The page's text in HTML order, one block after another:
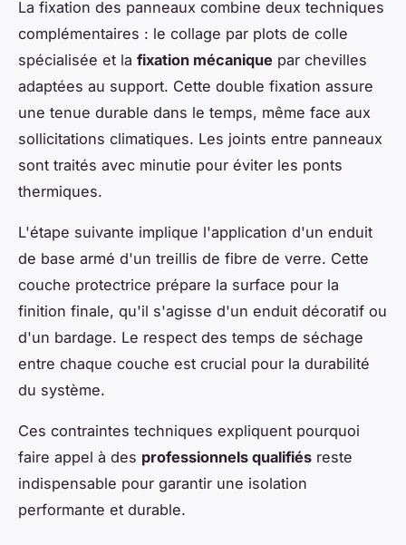
La fixation des panneaux combine deux techniques
complémentaires : le collage par plots de colle
spécialisée et la fixation mécanique par chevilles
adaptées au support. Cette double fixation assure
une tenue durable dans le temps, même face aux
sollicitations climatiques. Les joints entre panneaux
sont traités avec minutie pour éviter les ponts
thermiques.
L'étape suivante implique l'application d'un enduit
de base armé d'un treillis de fibre de verre. Cette
couche protectrice prépare la surface pour la
finition finale, qu'il s'agisse d'un enduit décoratif ou
d'un bardage. Le respect des temps de séchage
entre chaque couche est crucial pour la durabilité
du système.
Ces contraintes techniques expliquent pourquoi
faire appel à des professionnels qualifiés reste
indispensable pour garantir une isolation
performante et durable.